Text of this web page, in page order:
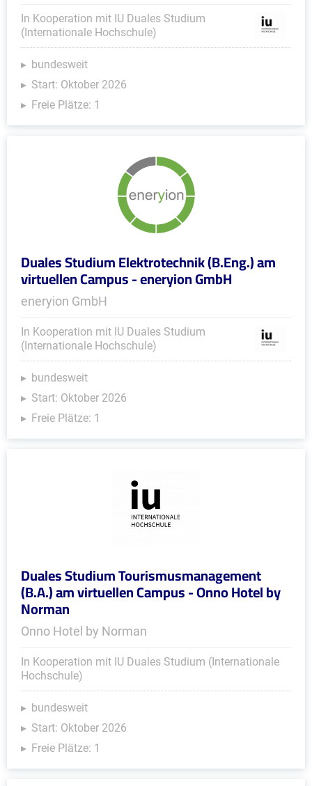
In Kooperation mit IU Duales Studium
(Internationale Hochschule)
bundesweit
Start: Oktober 2026
Freie Plätze: 1
Duales Studium Elektrotechnik (B.Eng.) am
virtuellen Campus - eneryion GmbH
eneryion GmbH
In Kooperation mit IU Duales Studium
(Internationale Hochschule)
bundesweit
Start: Oktober 2026
Freie Plätze: 1
Duales Studium Tourismusmanagement
(B.A.) am virtuellen Campus - Onno Hotel by
Norman
Onno Hotel by Norman
In Kooperation mit IU Duales Studium (Internationale
Hochschule)
bundesweit
Start: Oktober 2026
Freie Plätze: 1